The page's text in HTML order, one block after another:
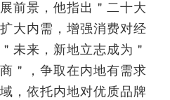
前景，他指出＂二十大
大内需，增强消费对经
未来，新地立志成为＂
＂，争取在内地有需求
，依托内地对优质品牌